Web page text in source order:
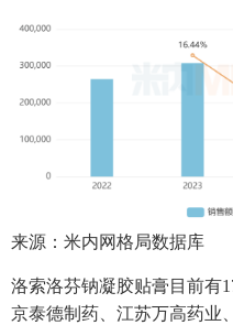
来源：米内网格局数据库
洛索洛芬钠凝胶贴膏目前有
京泰德制药、江苏万高药业